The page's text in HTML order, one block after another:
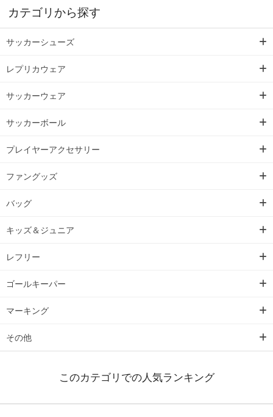
カテゴリから探す
サッカーシューズ
レプリカウェア
サッカーウェア
サッカーボール
プレイヤーアクセサリー
ファングッズ
バッグ
キッズ＆ジュニア
レフリー
ゴールキーパー
マーキング
その他